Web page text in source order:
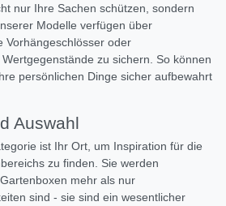
nur Ihre Sachen schützen, sondern
Modelle verfügen über
Vorhängeschlösser oder
zu sichern. So können
persönlichen Dinge sicher aufbewahrt
Auswahl
ist Ihr Ort, um Inspiration für die
zu finden. Sie werden
mehr als nur
sind - sie sind ein wesentlicher